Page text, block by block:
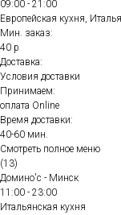
09:00 - 21:00
Европейская кухня,
Мин. заказ:
40 р
Доставка:
Условия доставки
Принимаем:
оплата Online
Время доставки:
40-60 мин.
Смотреть полное меню
(13)
Домино'с - Минск
11:00 - 23:00
Итальянская кухня